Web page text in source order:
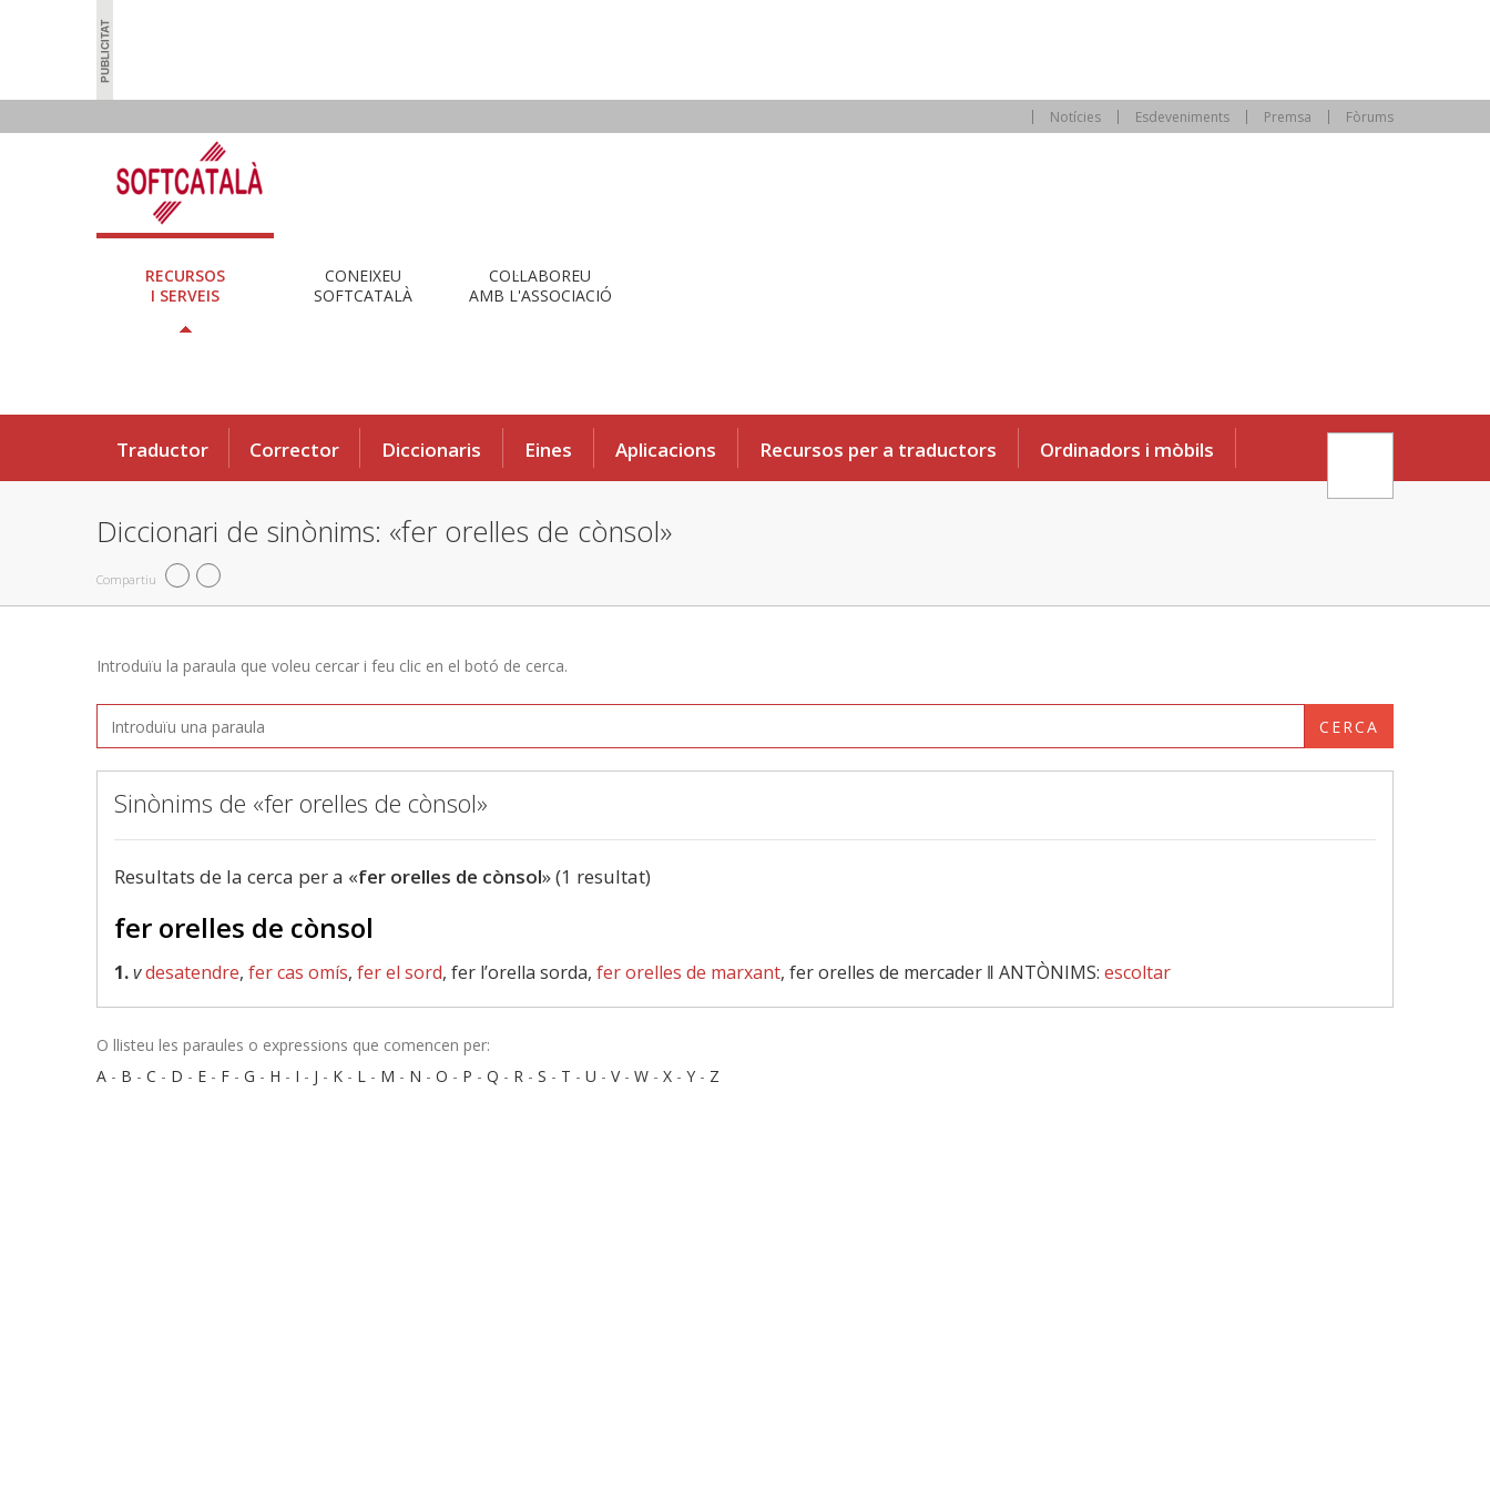
Notícies Esdeveniments Premsa Fòrums
RECURSOS
I SERVEIS
CONEIXEU
SOFTCATALÀ
COL·LABOREU
AMB L'ASSOCIACIÓ
Traductor Corrector Diccionaris Eines Aplicacions Recursos per a traductors Ordinadors i mòbils
Diccionari de sinònims: «fer orelles de cònsol»
Compartiu
Introduïu la paraula que voleu cercar i feu clic en el botó de cerca.
CERCA
Sinònims de «fer orelles de cònsol»
Resultats de la cerca per a «fer orelles de cònsol» (1 resultat)
fer orelles de cònsol
1.vdesatendre, fer cas omís, fer el sord, fer l’orella sorda, fer orelles de marxant, fer orelles de mercader ‖ ANTÒNIMS: escoltar
O llisteu les paraules o expressions que comencen per:
A - B - C - D - E - F - G - H - I - J - K - L - M - N - O - P - Q - R - S - T - U - V- W - X - Y - Z